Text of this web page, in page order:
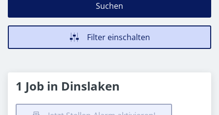
Suchen
Filter einschalten
1 Job in Dinslaken